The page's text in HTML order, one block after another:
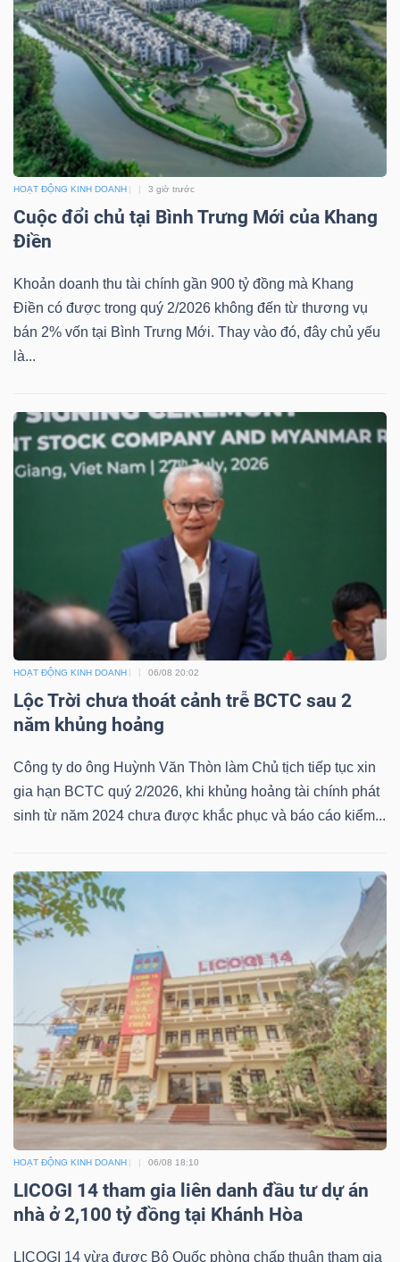
HOẠT ĐỘNG KINH DOANH 3 giờ trước
Cuộc đổi chủ tại Bình Trưng Mới của Khang
Điền
Khoản doanh thu tài chính gần 900 tỷ đồng mà Khang
Điền có được trong quý 2/2026 không đến từ thương vụ
bán 2% vốn tại Bình Trưng Mới. Thay vào đó, đây chủ yếu
là...
HOẠT ĐỘNG KINH DOANH 06/08 20:02
Lộc Trời chưa thoát cảnh trễ BCTC sau 2
năm khủng hoảng
Công ty do ông Huỳnh Văn Thòn làm Chủ tịch tiếp tục xin
gia hạn BCTC quý 2/2026, khi khủng hoảng tài chính phát
sinh từ năm 2024 chưa được khắc phục và báo cáo kiểm...
HOẠT ĐỘNG KINH DOANH 06/08 18:10
LICOGI 14 tham gia liên danh đầu tư dự án
nhà ở 2,100 tỷ đồng tại Khánh Hòa
LICOGI 14 vừa được Bộ Quốc phòng chấp thuận tham gia
PHÁI
SINH
TRÁI
PHIẾU
CÔNG
ĐẦU
TƯ
XUẤT
DỮ
LIỆU
VS-
SECTOR
LƯỢNG
NGUYÊN
VẬT
LIỆU
CÔNG
NGHIỆP
TIÊU
DÙNG
KHÔNG